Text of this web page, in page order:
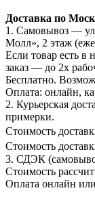
Доставка по
1. Самовывоз —
Молл», 2 этаж
Если товар есть в
заказ — до 2х
Бесплатно.
Оплата: онлайн,
2. Курьерская
примерки.
Стоимость
Стоимость
3. СДЭК
Стоимость
Оплата онлайн